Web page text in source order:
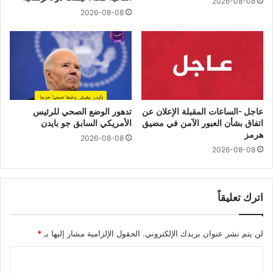
2026-08-08
عاجل -الساعات المقبلة الإعلان عن
اتفاق بشأن العبور الآمن في مضيق
هرمز
2026-08-08
تدهور الوضع الصحي للرئيس
الأمريكي السابق جو بايدن
2026-08-08
اترك تعليقاً
لن يتم نشر عنوان بريدك الإلكتروني. الحقول الإلزامية مشار إليها بـ *